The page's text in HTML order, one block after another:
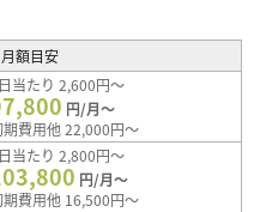
月額目安
当たり 2,600円～
円/月～
期費用他 22,000円～
当たり 2,800円～
円/月～
期費用他 16,500円～